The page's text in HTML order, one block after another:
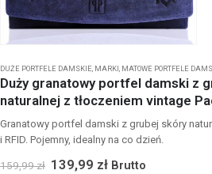
DUŻE PORTFELE DAMSKIE MARKI MATOWE PORTFELE
Duży granatowy portfel damski z
naturalnej z tłoczeniem vintage
Granatowy portfel damski z grubej skóry
i RFID. Pojemny, idealny na co dzień.
159,99zł 139,99 zł Brutto